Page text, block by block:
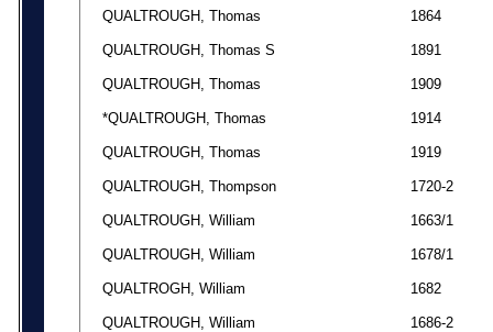
QUALTROUGH, Thomas 1864
QUALTROUGH, Thomas S 1891
QUALTROUGH, Thomas 1909
*QUALTROUGH, Thomas 1914
QUALTROUGH, Thomas 1919
QUALTROUGH, Thompson 1720-2
QUALTROUGH, William 1663/1
QUALTROUGH, William 1678/1
QUALTROGH, William 1682
QUALTROUGH, William 1686-2